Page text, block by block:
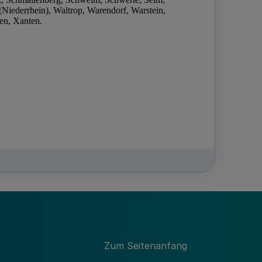
Zum Seitenanfang